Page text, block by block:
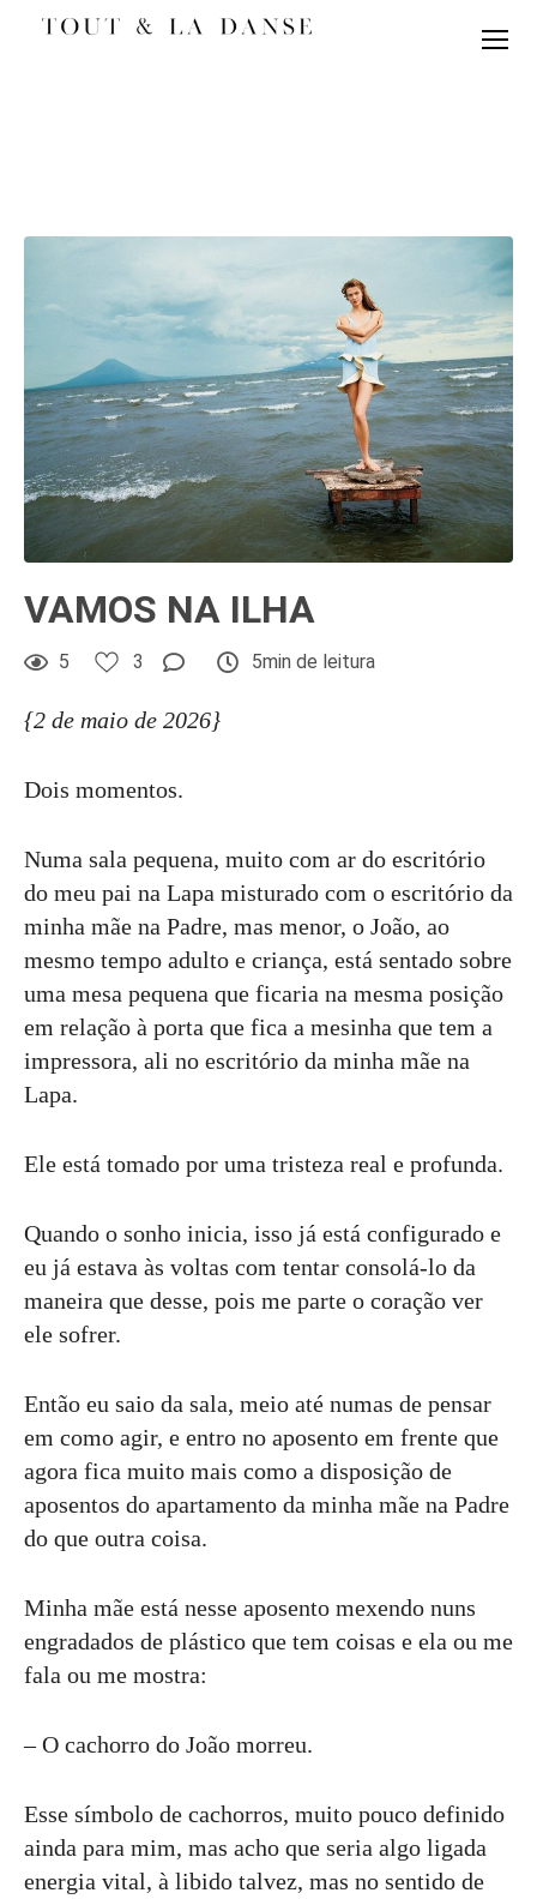
VAMOS NA ILHA
5 3 5min de leitura
{2 de maio de 2026}
Dois momentos.
Numa sala pequena, muito com ar do escritório
do meu pai na Lapa misturado com o escritório da
minha mãe na Padre, mas menor, o João, ao
mesmo tempo adulto e criança, está sentado sobre
uma mesa pequena que ficaria na mesma posição
em relação à porta que fica a mesinha que tem a
impressora, ali no escritório da minha mãe na
Lapa.
Ele está tomado por uma tristeza real e profunda.
Quando o sonho inicia, isso já está configurado e
eu já estava às voltas com tentar consolá-lo da
maneira que desse, pois me parte o coração ver
ele sofrer.
Então eu saio da sala, meio até numas de pensar
em como agir, e entro no aposento em frente que
agora fica muito mais como a disposição de
aposentos do apartamento da minha mãe na Padre
do que outra coisa.
Minha mãe está nesse aposento mexendo nuns
engradados de plástico que tem coisas e ela ou me
fala ou me mostra:
– O cachorro do João morreu.
Esse símbolo de cachorros, muito pouco definido
ainda para mim, mas acho que seria algo ligada
energia vital, à libido talvez, mas no sentido de